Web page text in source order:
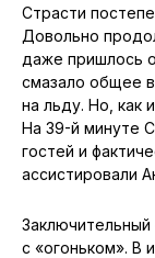
Страсти
Довольно
даже пришлось
смазало общее
на льду. Но, как
На 39-й минуте
гостей и
ассистировали
с «огоньком». В